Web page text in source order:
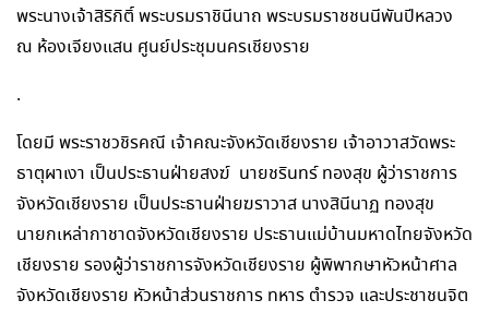
พระนางเจ้าสิริกิติ์ พระบรมราชินีนาถ พระบรมราชชนนีพันปีหลวง
ณ ห้องเจียงแสน ศูนย์ประชุมนครเชียงราย
.
โดยมี พระราชวชิรคณี เจ้าคณะจังหวัดเชียงราย เจ้าอาวาสวัดพระ
ธาตุผาเงา เป็นประธานฝ่ายสงฆ์ นายชรินทร์ ทองสุข ผู้ว่าราชการ
จังหวัดเชียงราย เป็นประธานฝ่ายฆราวาส นางสินีนาฏ ทองสุข
นายกเหล่ากาชาดจังหวัดเชียงราย ประธานแม่บ้านมหาดไทยจังหวัด
เชียงราย รองผู้ว่าราชการจังหวัดเชียงราย ผู้พิพากษาหัวหน้าศาล
จังหวัดเชียงราย หัวหน้าส่วนราชการ ทหาร ตำรวจ และประชาชนจิต